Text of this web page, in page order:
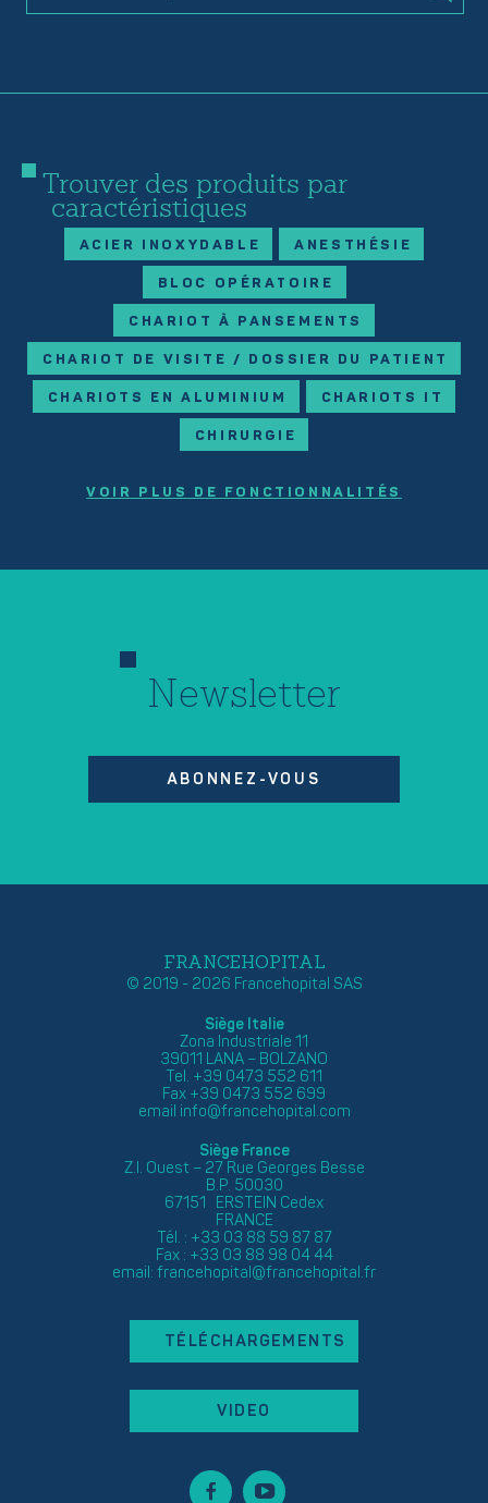
Trouver des produits par
caractéristiques
ACIER INOXYDABLE ANESTHÉSIE
BLOC OPÉRATOIRE
CHARIOT À PANSEMENTS
CHARIOT DE VISITE / DOSSIER DU PATIENT
CHARIOTS EN ALUMINIUM CHARIOTS IT
CHIRURGIE
VOIR PLUS DE FONCTIONNALITÉS
Newsletter
ABONNEZ-VOUS
FRANCEHOPITAL
© 2019 - 2026 Francehopital SAS
Siège Italie
Zona Industriale 11
39011 LANA – BOLZANO
Tel. +39 0473 552 611
Fax +39 0473 552 699
email info@francehopital.com
Siège France
Z.I. Ouest – 27 Rue Georges Besse
B.P. 50030
67151 ERSTEIN Cedex
FRANCE
Tél. : +33 03 88 59 87 87
Fax : +33 03 88 98 04 44
email: francehopital@francehopital.fr
TÉLÉCHARGEMENTS
VIDEO